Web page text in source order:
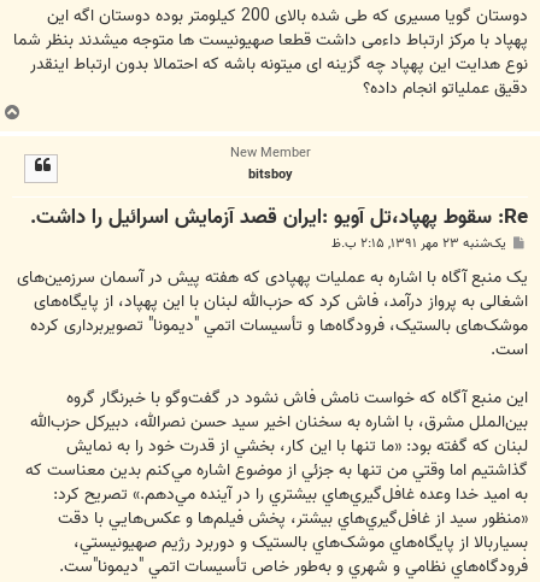
ت
دوستان گویا مسیری که طی شده بالای 200 کیلومتر بوده دوستان اگه این
پهپاد با مرکز ارتباط داءمی داشت قطعا صهیونیست ها متوجه میشدند بنظر شما
نوع هدایت این پهپاد چه گزینه ای میتونه باشه که احتمالا بدون ارتباط اینقدر
دقیق عملیاتو انجام داده؟
New Member
bitsboy
Re: سقوط پهپاد،تل آویو :ایران قصد آزمایش اسرائیل را داشت.
ت
یک‌شنبه ۲۳ مهر ۱۳۹۱, ۲:۱۵ ب.ظ
یک منبع آگاه با اشاره به عمليات پهپادی که هفته پیش در آسمان سرزمین‌های
اشغالی به پرواز درآمد، فاش کرد که حزب‌الله لبنان با اين پهپاد، از پايگاه‌های
موشک‌های بالستیک، فرودگاه‌ها و تأسيسات اتمي "دیمونا" تصویربرداری کرده
است.
اين منبع آگاه که خواست نامش فاش نشود در گفت‌وگو با خبرنگار گروه
بین‌الملل مشرق، با اشاره به سخنان اخير سيد حسن نصرالله، دبيرکل حزب‌الله
لبنان که گفته بود: «ما تنها با اين کار، بخشي از قدرت خود را به نمايش
گذاشتيم اما وقتي من تنها به جزئي از موضوع اشاره مي‌کنم بدين معناست که
به اميد خدا وعده غافل‌گيري‌هاي بيشتري را در آينده مي‌دهم.» تصريح کرد:
«منظور سيد از غافل‌گيري‌هاي بيشتر، پخش فيلم‌ها و عکس‌هايي با دقت
بسياربالا از پايگاه‌هاي موشک‌هاي بالستيک و دوربرد رژيم صهيونيستي،
فرودگاه‌هاي نظامي و شهري و به‌طور خاص تأسيسات اتمي "ديمونا"ست.